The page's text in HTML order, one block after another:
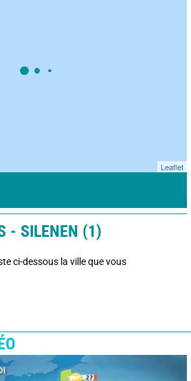
Leaflet
- SILENEN (1)
ci-dessous la ville que vous